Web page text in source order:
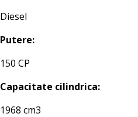
Diesel
Putere:
150 CP
Capacitate cilindrica:
1968 cm3